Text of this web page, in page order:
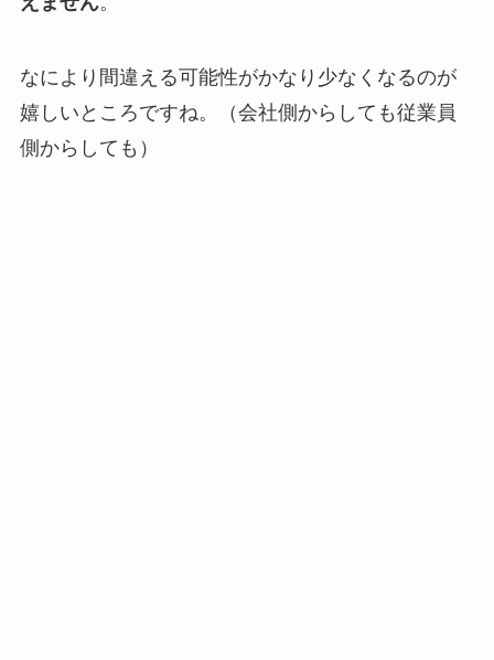
なにより間違える可能性がかなり少なくなるのが
嬉しいところですね。（会社側からしても従業員
側からしても）